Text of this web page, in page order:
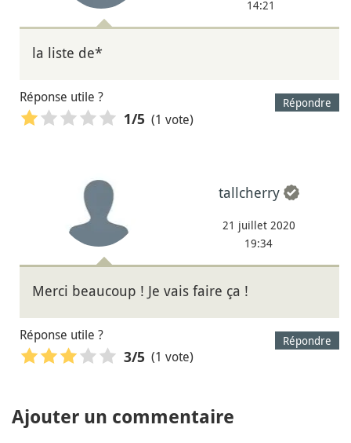
14:21
la liste de*
Répondre
Réponse utile ?
1/5 (1 vote)
tallcherry
21 juillet 2020
19:34
Merci beaucoup ! Je vais faire ça !
Répondre
Réponse utile ?
3/5 (1 vote)
Ajouter un commentaire